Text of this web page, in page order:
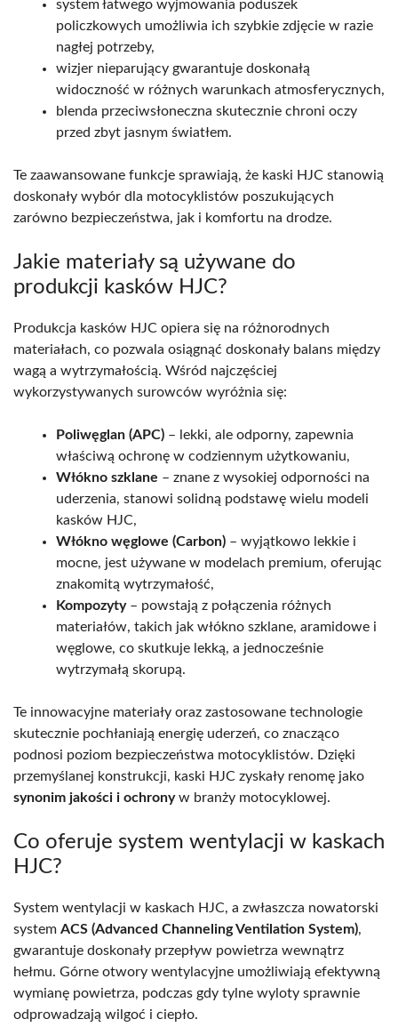
system łatwego wyjmowania poduszek
policzkowych umożliwia ich szybkie zdjęcie w razie
nagłej potrzeby,
wizjer nieparujący gwarantuje doskonałą
widoczność w różnych warunkach atmosferycznych,
blenda przeciwsłoneczna skutecznie chroni oczy
przed zbyt jasnym światłem.
Te zaawansowane funkcje sprawiają, że kaski HJC stanowią
doskonały wybór dla motocyklistów poszukujących
zarówno bezpieczeństwa, jak i komfortu na drodze.
Jakie materiały są używane do
produkcji kasków HJC?
Produkcja kasków HJC opiera się na różnorodnych
materiałach, co pozwala osiągnąć doskonały balans między
wagą a wytrzymałością. Wśród najczęściej
wykorzystywanych surowców wyróżnia się:
Poliwęglan (APC) – lekki, ale odporny, zapewnia
właściwą ochronę w codziennym użytkowaniu,
Włókno szklane – znane z wysokiej odporności na
uderzenia, stanowi solidną podstawę wielu modeli
kasków HJC,
Włókno węglowe (Carbon) – wyjątkowo lekkie i
mocne, jest używane w modelach premium, oferując
znakomitą wytrzymałość,
Kompozyty– powstają z połączenia różnych
materiałów, takich jak włókno szklane, aramidowe i
węglowe, co skutkuje lekką, a jednocześnie
wytrzymałą skorupą.
Te innowacyjne materiały oraz zastosowane technologie
skutecznie pochłaniają energię uderzeń, co znacząco
podnosi poziom bezpieczeństwa motocyklistów. Dzięki
przemyślanej konstrukcji, kaski HJC zyskały renomę jako
synonim jakości i ochronyw branży motocyklowej.
Co oferuje system wentylacji w kaskach
HJC?
System wentylacji w kaskach HJC, a zwłaszcza nowatorski
system ACS (Advanced Channeling Ventilation System),
gwarantuje doskonały przepływ powietrza wewnątrz
hełmu. Górne otwory wentylacyjne umożliwiają efektywną
wymianę powietrza, podczas gdy tylne wyloty sprawnie
odprowadzają wilgoć i ciepło.